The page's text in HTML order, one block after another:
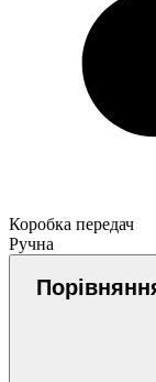
Коробка передач
Ручна